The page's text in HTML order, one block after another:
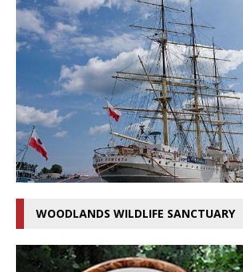
WOODLANDS WILDLIFE SANCTUARY